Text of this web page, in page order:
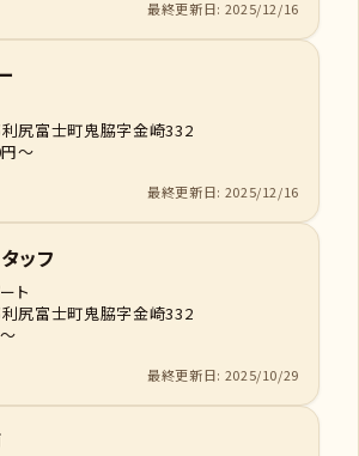
最終更新日: 2025/12/16
尻富士町鬼脇字金崎332
～
最終更新日: 2025/12/16
ッフ
ト
尻富士町鬼脇字金崎332
最終更新日: 2025/10/29